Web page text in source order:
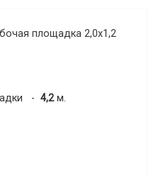
площадка 2,0х1,2
- 4,2м.